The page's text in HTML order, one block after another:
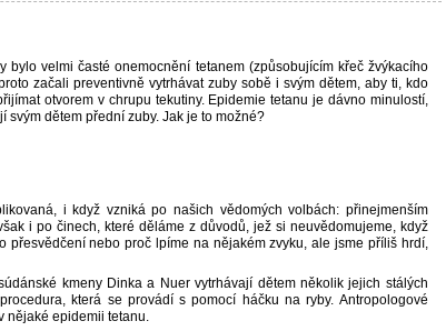
bylo velmi časté onemocnění tetanem (způsobujícím křeč žvýkacího
začali preventivně vytrhávat zuby sobě i svým dětem, aby ti, kdo
otvorem v chrupu tekutiny. Epidemie tetanu je dávno minulostí,
dětem přední zuby. Jak je to možné?
i když vzniká po našich vědomých volbách: přinejmenším
i po činech, které děláme z důvodů, jež si neuvědomujeme, když
přesvědčení nebo proč lpíme na nějakém zvyku, ale jsme příliš hrdí,
kmeny Dinka a Nuer vytrhávají dětem několik jejich stálých
která se provádí s pomocí háčku na ryby. Antropologové
nějaké epidemii tetanu.